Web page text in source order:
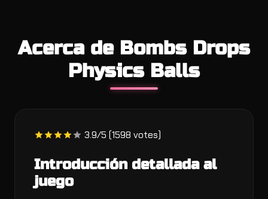
Acerca de Bombs Drops
Physics Balls
3.9/5 (1598 votes)
Introducción detallada al
juego